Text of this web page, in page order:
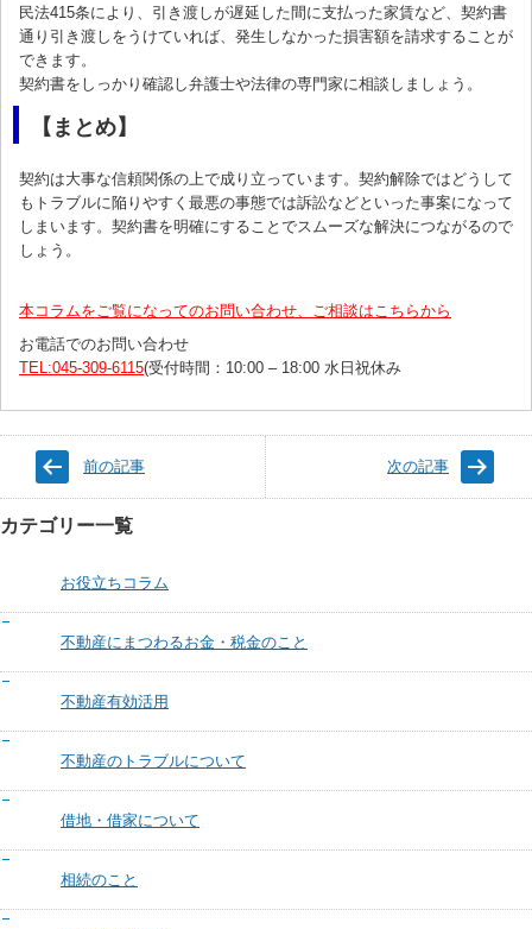
民法415条により、引き渡しが遅延した間に支払った家賃など、契約書
通り引き渡しをうけていれば、発生しなかった損害額を請求することが
できます。
契約書をしっかり確認し弁護士や法律の専門家に相談しましょう。
【まとめ】
契約は大事な信頼関係の上で成り立っています。契約解除ではどうして
もトラブルに陥りやすく最悪の事態では訴訟などといった事案になって
しまいます。契約書を明確にすることでスムーズな解決につながるので
しょう。
本コラムをご覧になってのお問い合わせ、ご相談はこちらから
お電話でのお問い合わせ
TEL:045-309-6115(受付時間：10:00 – 18:00 水日祝休み
前の記事 次の記事
カテゴリー一覧
お役立ちコラム
不動産にまつわるお金・税金のこと
不動産有効活用
不動産のトラブルについて
借地・借家について
相続のこと